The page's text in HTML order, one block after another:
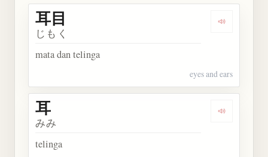
Dengarkan
耳目
じもく
mata dan telinga
eyes and ears
Dengarkan
耳
みみ
telinga